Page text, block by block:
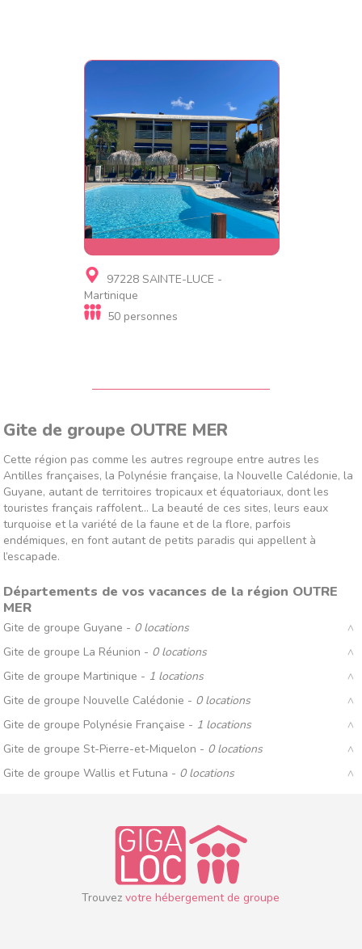
Résidence de tourisme
dominique Barbone
97228 SAINTE-LUCE -
Martinique
50 personnes
Gite de groupe OUTRE MER
Cette région pas comme les autres regroupe entre autres les
Antilles françaises, la Polynésie française, la Nouvelle Calédonie, la
Guyane, autant de territoires tropicaux et équatoriaux, dont les
touristes français raffolent... La beauté de ces sites, leurs eaux
turquoise et la variété de la faune et de la flore, parfois
endémiques, en font autant de petits paradis qui appellent à
l’escapade.
Départements de vos vacances de la région OUTRE
MER
Gite de groupe Guyane - 0 locations
Gite de groupe La Réunion - 0 locations
Gite de groupe Martinique - 1 locations
Gite de groupe Nouvelle Calédonie - 0 locations
Gite de groupe Polynésie Française - 1 locations
Gite de groupe St-Pierre-et-Miquelon - 0 locations
Gite de groupe Wallis et Futuna - 0 locations
Trouvez votre hébergement de groupe